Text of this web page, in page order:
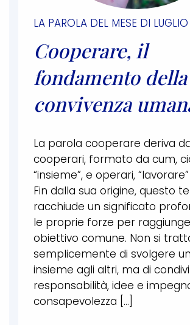
LA PAROLA DEL MESE DI LUGLIO
Cooperare, il
fondamento della
convivenza
La parola cooperare deriva
cooperari, formato da cum,
“insieme”, e operari, “lavorare”
Fin dalla sua origine, questo
racchiude un significato
le proprie forze per
obiettivo comune. Non si
semplicemente di svolgere
insieme agli altri, ma di
responsabilità, idee e
consapevolezza […]